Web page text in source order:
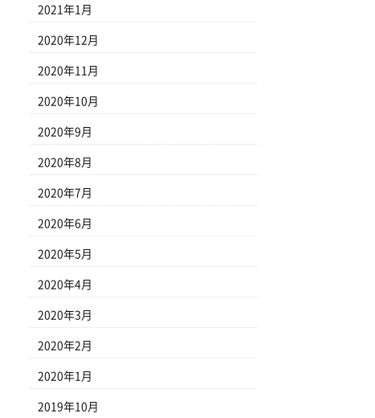
2021年1月
2020年12月
2020年11月
2020年10月
2020年9月
2020年8月
2020年7月
2020年6月
2020年5月
2020年4月
2020年3月
2020年2月
2020年1月
2019年10月